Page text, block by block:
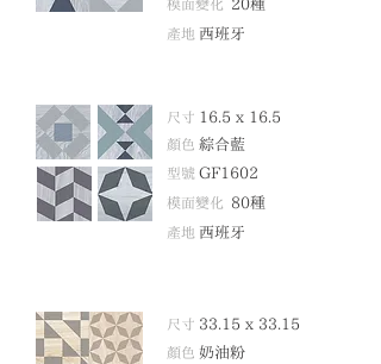
模面變化 20種
產地 西班牙
尺寸 16.5 x 16.5
顏色 綜合藍
型號 GF1602
模面變化 80種
產地 西班牙
尺寸 33.15 x 33.15
顏色 奶油粉